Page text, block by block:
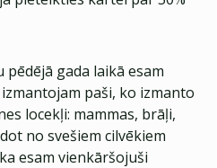
pēdējā gada laikā esam
paši, ko izmanto
locekļi: mammas, brāļi,
no svešiem cilvēkiem
esam vienkāršojuši